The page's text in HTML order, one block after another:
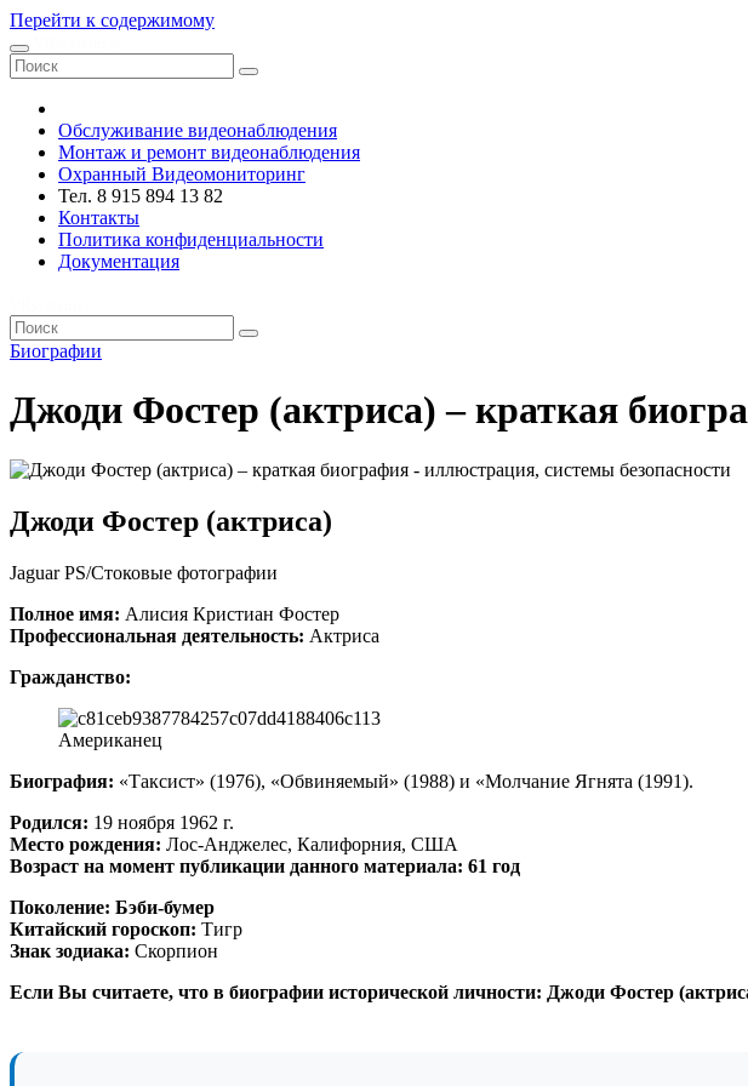
Перейти к содержимому
Обслуживание видеонаблюдения
Монтаж и ремонт видеонаблюдения
Охранный Видеомониторинг
Тел. 8 915 894 13 82
Контакты
Политика конфиденциальности
Документация
Биографии
Джоди Фостер (актриса) – краткая
Джоди Фостер (актриса)
Jaguar PS/Стоковые фотографии
Полное имя: Алисия Кристиан Фостер
Профессиональная деятельность: Актриса
Гражданство:
Американец
Биография: «Таксист» (1976), «Обвиняемый» (1988) и «Молчание Ягнята (1991).
Родился: 19 ноября 1962 г.
Место рождения: Лос-Анджелес, Калифорния, США
Возраст на момент публикации данного материала: 61 год
Поколение: Бэби-бумер
Китайский гороскоп: Тигр
Знак зодиака: Скорпион
Если Вы считаете, что в биографии исторической личности: Джоди Фостер